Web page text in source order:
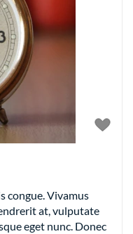
congue. Vivamus
at, vulputate
eget nunc. Donec